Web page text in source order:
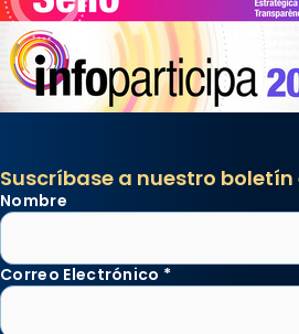
Suscríbase a nuestro
Nombre
Correo Electrónico *